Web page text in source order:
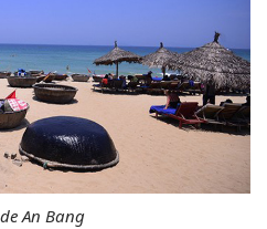
An Bang